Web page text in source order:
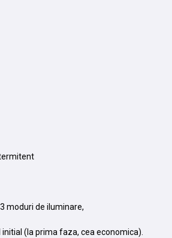
moduri de iluminare,
(la prima faza, cea economica).